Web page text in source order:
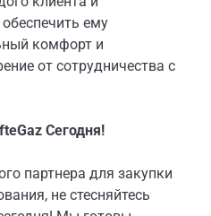
ему
комфорт и
от сотрудничества с
Сегодня!
партнера для закупки
не стесняйтесь